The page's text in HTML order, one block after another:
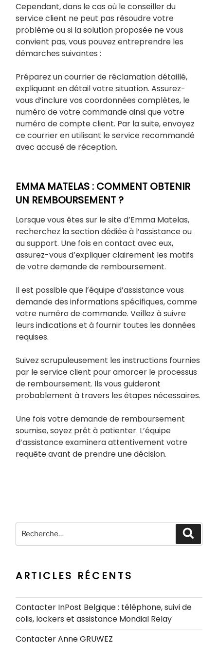
Cependant, dans le cas où le conseiller du
service client ne peut pas résoudre votre
problème ou si la solution proposée ne vous
convient pas, vous pouvez entreprendre les
démarches suivantes :
Préparez un courrier de réclamation détaillé,
expliquant en détail votre situation. Assurez-
vous d’inclure vos coordonnées complètes, le
numéro de votre commande ainsi que votre
numéro de compte client. Par la suite, envoyez
ce courrier en utilisant le service recommandé
avec accusé de réception.
EMMA MATELAS : COMMENT OBTENIR
UN REMBOURSEMENT ?
Lorsque vous êtes sur le site d’Emma Matelas,
recherchez la section dédiée à l’assistance ou
au support. Une fois en contact avec eux,
assurez-vous d’expliquer clairement les motifs
de votre demande de remboursement.
Il est possible que l’équipe d’assistance vous
demande des informations spécifiques, comme
votre numéro de commande. Veillez à suivre
leurs indications et à fournir toutes les données
requises.
Suivez scrupuleusement les instructions fournies
par le service client pour amorcer le processus
de remboursement. Ils vous guideront
probablement à travers les étapes nécessaires.
Une fois votre demande de remboursement
soumise, soyez prêt à patienter. L’équipe
d’assistance examinera attentivement votre
requête avant de prendre une décision.
Recherche
pour
ARTICLES RÉCENTS
Contacter InPost Belgique : téléphone, suivi de
colis, lockers et assistance Mondial Relay
Contacter Anne GRUWEZ